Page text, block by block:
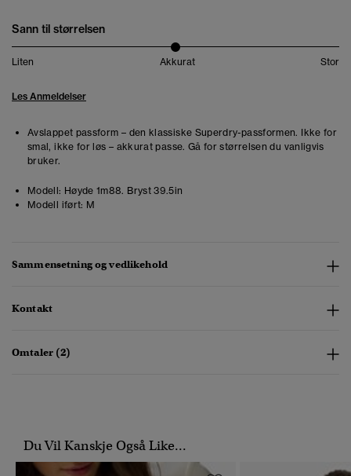
Sann til størrelsen
Liten Akkurat Stor
Les Anmeldelser
Avslappet passform – den klassiske Superdry-passformen. Ikke for
smal, ikke for løs – akkurat passe. Gå for størrelsen du vanligvis
bruker.
Modell: Høyde 1m88. Bryst 39.5in
Modell iført: M
Sammensetning og vedlikehold
Kontakt
Omtaler (2)
Du Vil Kanskje Også Like...